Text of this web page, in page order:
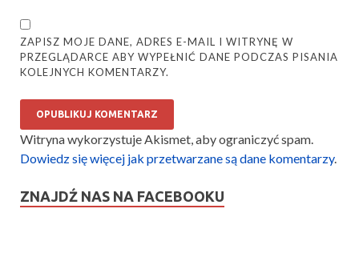
ZAPISZ MOJE DANE, ADRES E-MAIL I WITRYNĘ W
PRZEGLĄDARCE ABY WYPEŁNIĆ DANE PODCZAS PISANIA
KOLEJNYCH KOMENTARZY.
Witryna wykorzystuje Akismet, aby ograniczyć spam.
Dowiedz się więcej jak przetwarzane są dane komentarzy.
ZNAJDŹ NAS NA FACEBOOKU